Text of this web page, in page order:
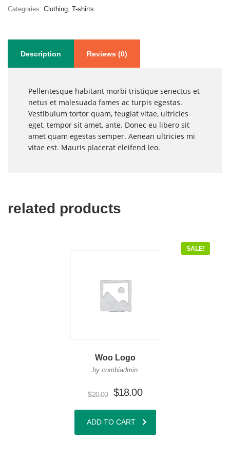
Categories: Clothing T-shirts
Description Reviews (0)
Pellentesque habitant morbi tristique senectus et
netus et malesuada fames ac turpis egestas.
Vestibulum tortor quam, feugiat vitae, ultricies
eget, tempor sit amet, ante. Donec eu libero sit
amet quam egestas semper. Aenean ultricies mi
vitae est. Mauris placerat eleifend leo.
related products
SALE!
Woo Logo
by combiadmin
$20.00 $18.00
ADD TO CART